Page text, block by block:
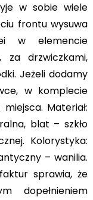
w sobie wiele
frontu wysuwa
w elemencie
za drzwiczkami,
Jeżeli dodamy
w komplecie
Materiał:
blat – szkło
Kolorystyka:
– wanilia.
sprawia, że
dopełnieniem